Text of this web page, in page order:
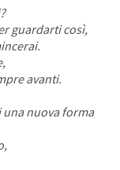
guardarti così,
avanti.
nuova forma